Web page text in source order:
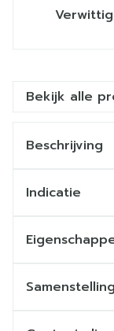
Bekijk alle
Beschrijving
Indicatie
Voedt en
Samenstelling